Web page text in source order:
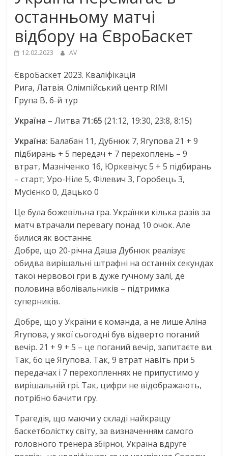
останньому матчі
відбору на ЄвроБаскет
12.02.2023 AV
ЄвроБаскет 2023. Кваліфікація
Рига, Латвія. Олімпійський центр RIMI
Група В, 6-й тур
Україна – Литва 71:65 (21:12, 19:30, 23:8, 8:15)
Україна: Балабан 11, Дубнюк 7, Ягупова 21 + 9
підбирань + 5 передач + 7 перехоплень – 9
втрат, Мазніченко 16, Юркевічус 5 + 5 підбирань
– старт; Уро-Ніле 5, Філевич 3, Горобець 3,
Мусієнко 0, Дацько 0
Це була божевільна гра. Українки кілька разів за
матч втрачали перевагу понад 10 очок. Але
билися як востаннє.
Добре, що 20-річна Даша Дубнюк реалізує
обидва вирішальні штрафні на останніх секундах
такої нервової гри в дуже гучному залі, де
половина вболівальників – підтримка
суперників.
Добре, що у України є команда, а не лише Аліна
Ягупова, у якої сьогодні був відверто поганий
вечір. 21 + 9 + 5 – це поганий вечір, запитаєте ви.
Так, бо це Ягупова. Так, 9 втрат навіть при 5
передачах і 7 перехопленнях не припустимо у
вирішальній грі. Так, цифри не відображають,
потрібно бачити гру.
Трагедія, що маючи у складі найкращу
баскетболістку світу, за визначенням самого
головного тренера збірної, Україна вдруге